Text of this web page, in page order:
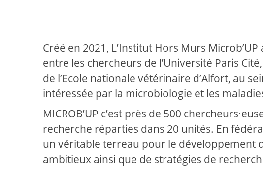
Créé en 2021, L’Institut Hors Murs
entre les chercheurs de l’Université Paris
de l’Ecole nationale vétérinaire d’Alfort, au
intéressée par la microbiologie et les
MICROB’UP c’est près de 500
recherche réparties dans 20 unités. En
un véritable terreau pour le développement
ambitieux ainsi que de stratégies de